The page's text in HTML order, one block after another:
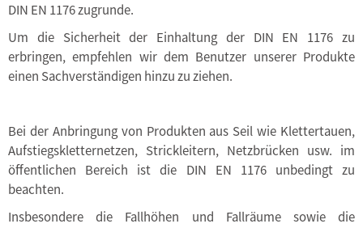
DIN EN 1176 zugrunde.
Um die Sicherheit der Einhaltung der DIN EN 1176 zu
erbringen, empfehlen wir dem Benutzer unserer Produkte
einen Sachverständigen hinzu zu ziehen.
Bei der Anbringung von Produkten aus Seil wie Klettertauen,
Aufstiegskletternetzen, Strickleitern, Netzbrücken usw. im
öffentlichen Bereich ist die DIN EN 1176 unbedingt zu
beachten.
Insbesondere die Fallhöhen und Fallräume sowie die